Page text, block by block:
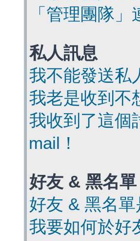
「管理團隊
私人訊息
我不能發送私
我老是收到不
我收到了這個
mail！
好友 & 黑名單
好友 & 黑名單
我要如何於好